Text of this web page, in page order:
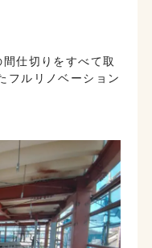
仕切りをすべて取
フルリノベーション